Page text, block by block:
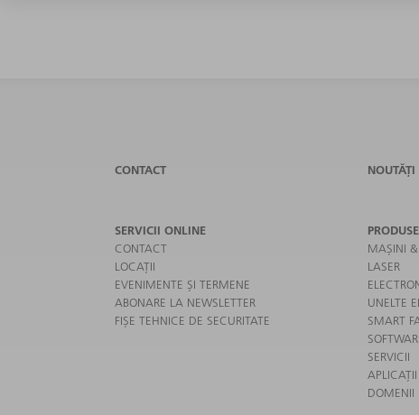
CONTACT NOUTĂȚI
SERVICII ONLINE
CONTACT
LOCAȚII
EVENIMENTE ȘI TERMENE
ABONARE LA NEWSLETTER
FIȘE TEHNICE DE SECURITATE
PRODUSE
MAȘINI &
LASER
UNELTE
SMART
SERVICII
APLICAȚII
DOMENII